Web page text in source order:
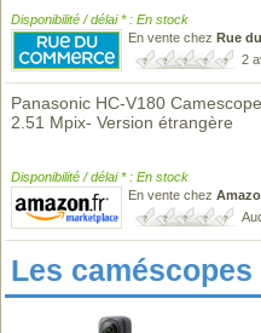
Disponibilité / délai * : En stock
En vente chez Rue
2
Panasonic HC-V180
2.51 Mpix- Version étrangère
Disponibilité / délai * : En stock
En vente chez
Les